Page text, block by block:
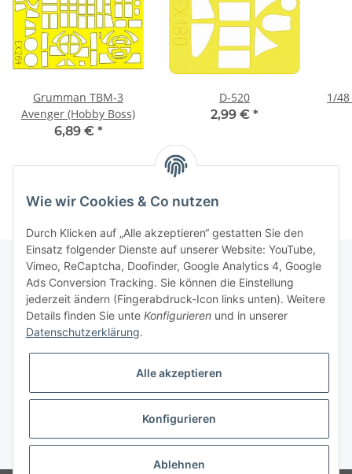
Grumman TBM-3
Avenger (Hobby Boss)
6,89 € *
D-520
2,99 € *
1/
Informationen
Gesetzliche Informationen
* Alle Preise inkl. gesetzlicher USt., zzgl.Versand
Wie wir Cookies & Co nutzen
Durch Klicken auf „Alle akzeptieren“ gestatten Sie den
Einsatz folgender Dienste auf unserer Website: YouTube,
Vimeo, ReCaptcha, Doofinder, Google Analytics 4, Google
Ads Conversion Tracking. Sie können die Einstellung
jederzeit ändern (Fingerabdruck-Icon links unten). Weitere
Details finden Sie unte Konfigurieren und in unserer
Datenschutzerklärung.
Alle akzeptieren
Konfigurieren
Ablehnen